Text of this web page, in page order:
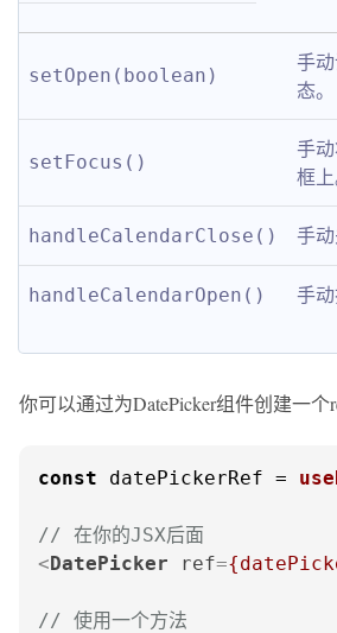
setOpen(boolean)
手
态。
setFocus()
手
框上
handleCalendarClose() 手动
handleCalendarOpen() 手动
你可以通过为DatePicker组件创建一个
const datePickerRef =
// 在你的JSX后面
<DatePicker ref=
// 使用一个方法